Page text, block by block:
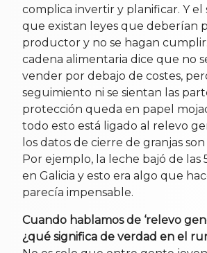
complica invertir y planificar. Y el
que existan leyes que deberían
productor y no se hagan
cadena alimentaria dice que no
vender por debajo de costes,
seguimiento ni se sientan las
protección queda en papel
todo esto está ligado al relevo
los datos de cierre de granjas
Por ejemplo, la leche bajó de las
en Galicia y esto era algo que
parecía impensable.
Cuando hablamos de ‘relevo
¿qué significa de verdad en el